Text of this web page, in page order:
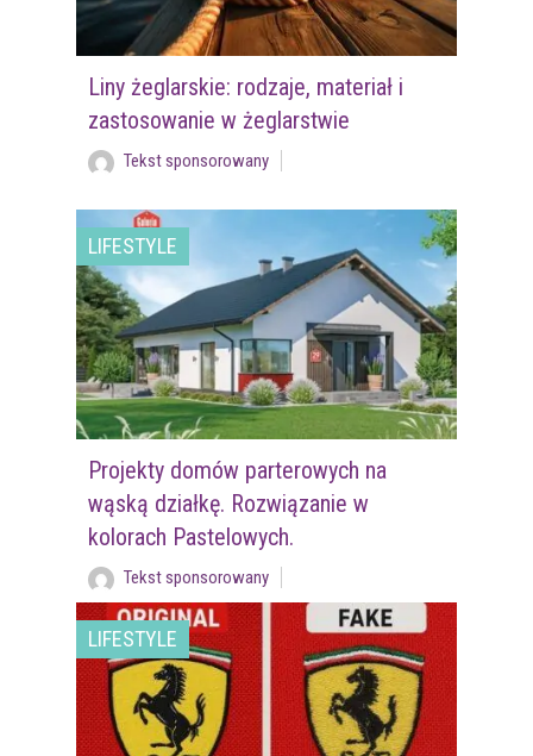
Liny żeglarskie: rodzaje, materiał i
zastosowanie w żeglarstwie
Tekst sponsorowany
LIFESTYLE
Projekty domów parterowych na
wąską działkę. Rozwiązanie w
kolorach Pastelowych.
Tekst sponsorowany
LIFESTYLE